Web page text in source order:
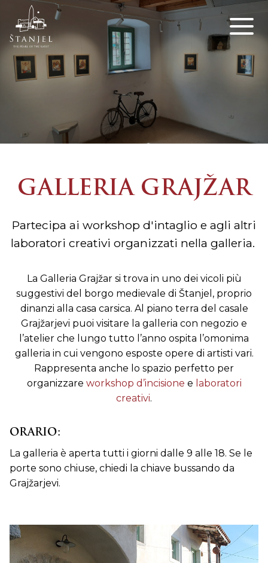
GALLERIA GRAJŽAR
Partecipa ai workshop d'intaglio e agli altri
laboratori creativi organizzati nella galleria.
La Galleria Grajžar si trova in uno dei vicoli più
suggestivi del borgo medievale di Štanjel, proprio
dinanzi alla casa carsica. Al piano terra del casale
Grajžarjevi puoi visitare la galleria con negozio e
l’atelier che lungo tutto l’anno ospita l’omonima
galleria in cui vengono esposte opere di artisti vari.
Rappresenta anche lo spazio perfetto per
organizzare workshop d’incisione e laboratori
creativi.
ORARIO:
La galleria è aperta tutti i giorni dalle 9 alle 18. Se le
porte sono chiuse, chiedi la chiave bussando da
Grajžarjevi.